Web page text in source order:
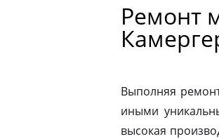
Ремонт
Выполняя
иными
высокая